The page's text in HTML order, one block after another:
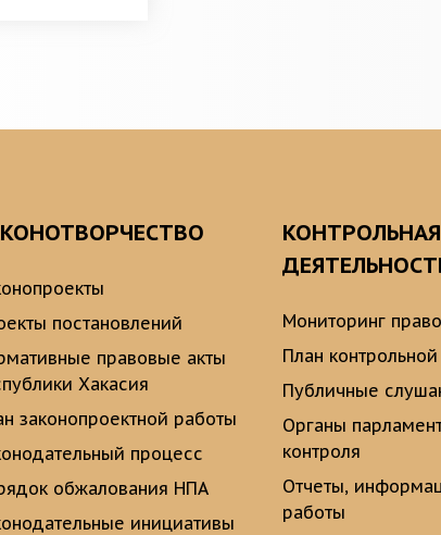
постановлений
правовые акты
Хакасия
законопроектной работы
процесс
обжалования НПА
инициативы
КОНТРОЛЬНАЯ
Мониторинг
План
Публичные
Органы
контроля
Отчеты,
работы